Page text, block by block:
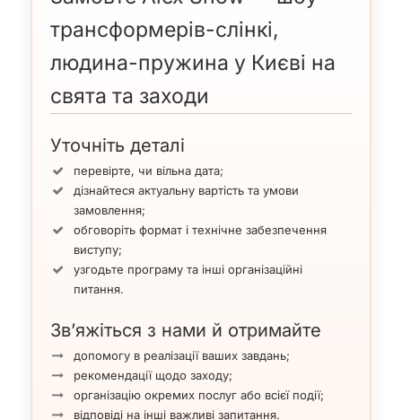
трансформерів-слінкі,
людина-пружина у Києві на
свята та заходи
Уточніть деталі
перевірте, чи вільна дата;
дізнайтеся актуальну вартість та умови
замовлення;
обговоріть формат і технічне забезпечення
виступу;
узгодьте програму та інші організаційні
питання.
Зв’яжіться з нами й отримайте
допомогу в реалізації ваших завдань;
рекомендації щодо заходу;
організацію окремих послуг або всієї події;
відповіді на інші важливі запитання.